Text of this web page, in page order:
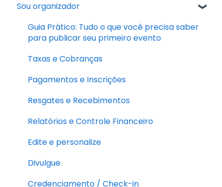
Sou organizador
Guia Prático: Tudo o que você precisa saber
para publicar seu primeiro evento
Taxas e Cobranças
Pagamentos e Inscrições
Resgates e Recebimentos
Relatórios e Controle Financeiro
Edite e personalize
Divulgue
Credenciamento / Check-in